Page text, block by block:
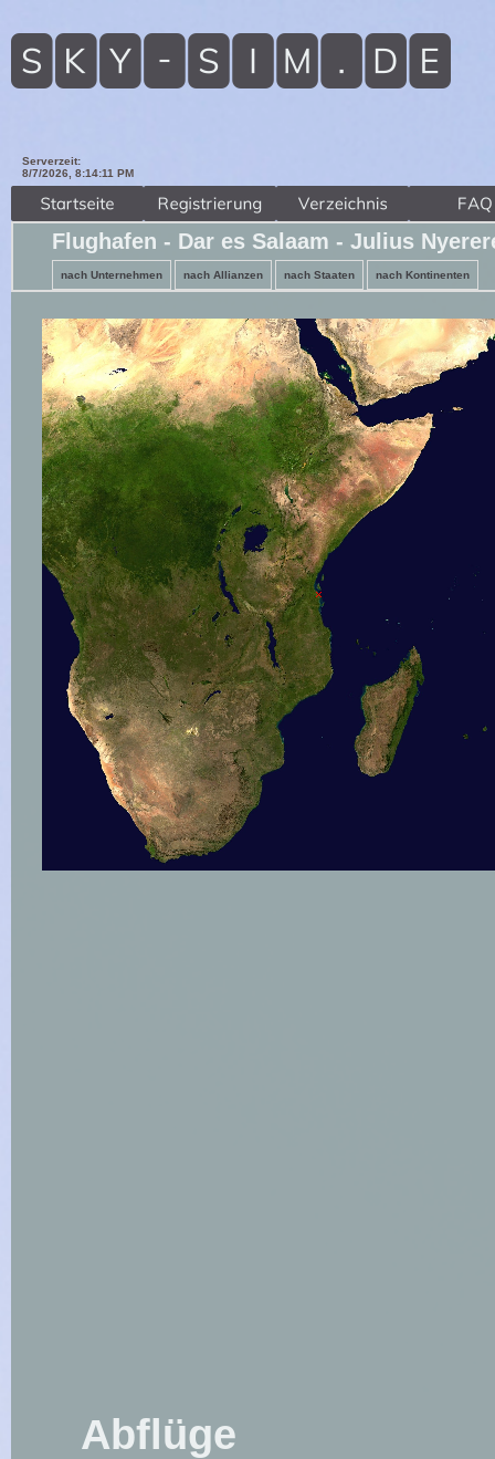
Serverzeit:
8/7/2026, 8:14:13 PM
Flughafen - Dar es Salaam - Julius
nach Unternehmen nach Allianzen nach Staaten nach Kontinenten
Abflüge